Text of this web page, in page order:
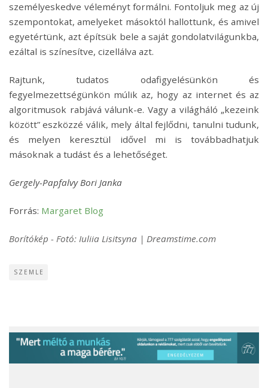
személyeskedve véleményt formálni. Fontoljuk meg az új
szempontokat, amelyeket másoktól hallottunk, és amivel
egyetértünk, azt építsük bele a saját gondolatvilágunkba,
ezáltal is színesítve, cizellálva azt.
Rajtunk, tudatos odafigyelésünkön és
fegyelmezettségünkön múlik az, hogy az internet és az
algoritmusok rabjává válunk-e. Vagy a világháló „kezeink
között” eszközzé válik, mely által fejlődni, tanulni tudunk,
és melyen keresztül idővel mi is továbbadhatjuk
másoknak a tudást és a lehetőséget.
Gergely-Papfalvy Bori Janka
Forrás: Margaret Blog
Borítókép - Fotó: Iuliia Lisitsyna | Dreamstime.com
SZEMLE